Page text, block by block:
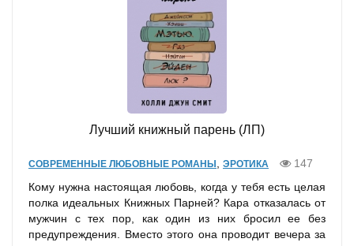
Лучший книжный парень (ЛП)
СОВРЕМЕННЫЕ ЛЮБОВНЫЕ РОМАНЫ ЭРОТИКА
147
Кому нужна настоящая любовь, когда у тебя есть целая
полка идеальных Книжных Парней? Кара отказалась от
мужчин с тех пор, как один из них бросил ее без
предупреждения. Вместо этого она проводит вечера за